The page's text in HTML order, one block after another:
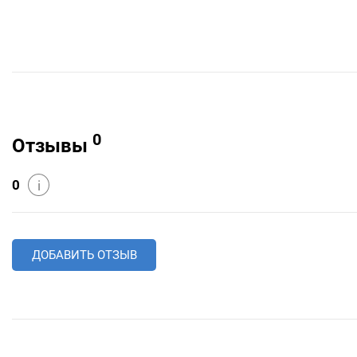
Отзывы 0
0 i
ДОБАВИТЬ ОТЗЫВ